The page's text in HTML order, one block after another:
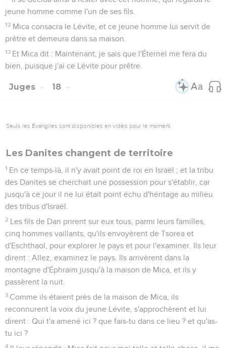
jeune homme comme l'un de ses fils.
12 Mica consacra le Lévite, et ce jeune homme lui servit de
prêtre et demeura dans sa maison.
13 Et Mica dit : Maintenant, je sais que l'Éternel me fera du
bien, puisque j'ai ce Lévite pour prêtre.
Juges 18
Seuls les Évangiles sont disponibles en vidéo pour le moment.
Les Danites changent de territoire
1 En ce temps-là, il n'y avait point de roi en Israël ; et la tribu
des Danites se cherchait une possession pour s'établir, car
jusqu'à ce jour il ne lui était point échu d'héritage au milieu
des tribus d'Israël.
2 Les fils de Dan prirent sur eux tous, parmi leurs familles,
cinq hommes vaillants, qu'ils envoyèrent de Tsorea et
d'Eschthaol, pour explorer le pays et pour l'examiner. Ils leur
dirent : Allez, examinez le pays. Ils arrivèrent dans la
montagne d'Éphraïm jusqu'à la maison de Mica, et ils y
passèrent la nuit.
3 Comme ils étaient près de la maison de Mica, ils
reconnurent la voix du jeune Lévite, s'approchèrent et lui
dirent : Qui t'a amené ici ? que fais-tu dans ce lieu ? et qu'as-
tu ici ?
4